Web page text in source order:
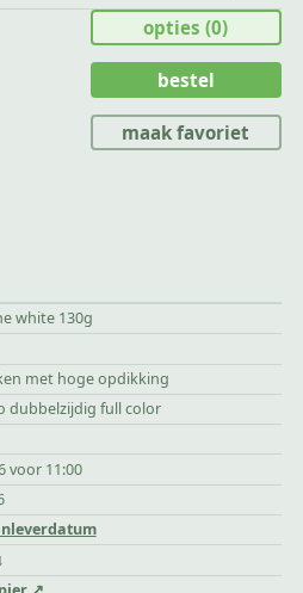
white 130g
met hoge opdikking
dubbelzijdig full color
voor 11:00
opties(0)
bestel
maak favoriet